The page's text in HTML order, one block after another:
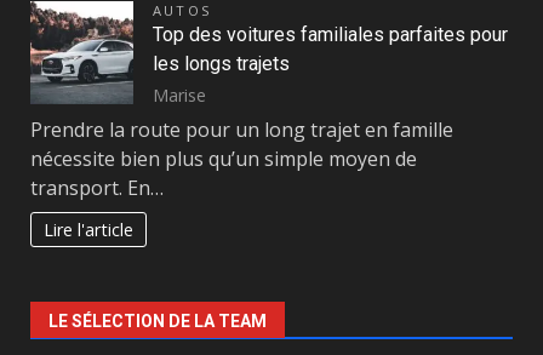
AUTOS
Top des voitures familiales parfaites pour
les longs trajets
Marise
Prendre la route pour un long trajet en famille
nécessite bien plus qu’un simple moyen de
transport. En…
Lire l'article
LE SÉLECTION DE LA TEAM